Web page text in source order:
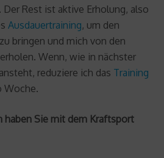
Rest ist aktive Erholung, also
Ausdauertraining, um den
bringen und mich von den
Wenn, wie in nächster
reduziere ich das Training
Woche.
haben Sie mit dem Kraftsport